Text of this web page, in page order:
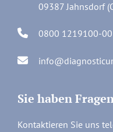
09387 Jahnsdorf
0800 1219100-00
Sie haben
Kontaktieren Sie uns